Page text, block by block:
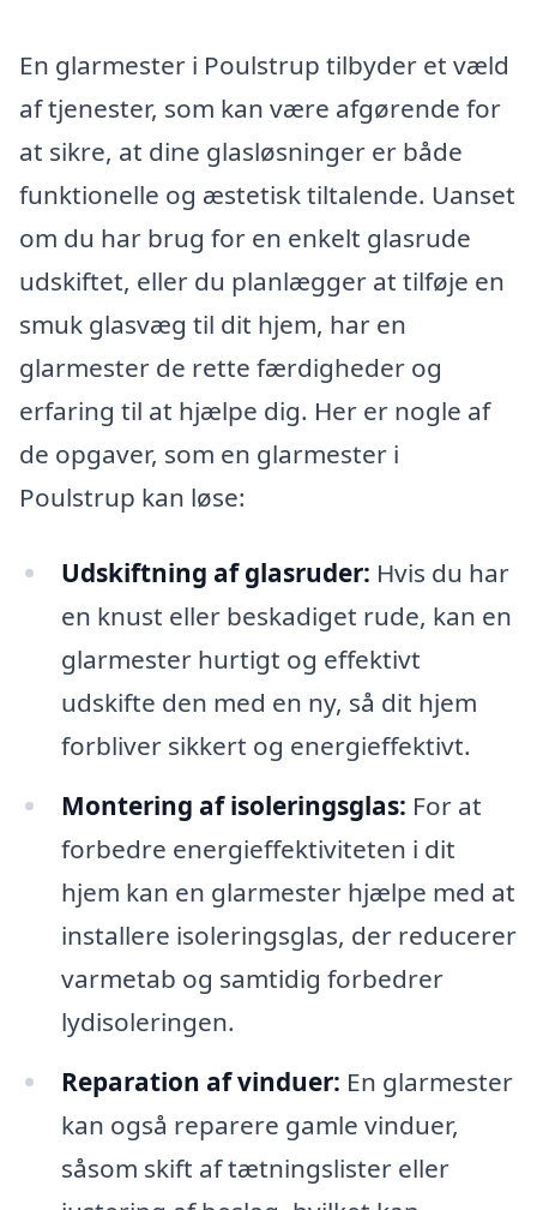
En glarmester i Poulstrup tilbyder et væld
af tjenester, som kan være afgørende for
at sikre, at dine glasløsninger er både
funktionelle og æstetisk tiltalende. Uanset
om du har brug for en enkelt glasrude
udskiftet, eller du planlægger at tilføje en
smuk glasvæg til dit hjem, har en
glarmester de rette færdigheder og
erfaring til at hjælpe dig. Her er nogle af
de opgaver, som en glarmester i
Poulstrup kan løse:
Udskiftning af glasruder: Hvis du har
en knust eller beskadiget rude, kan en
glarmester hurtigt og effektivt
udskifte den med en ny, så dit hjem
forbliver sikkert og energieffektivt.
Montering af isoleringsglas: For at
forbedre energieffektiviteten i dit
hjem kan en glarmester hjælpe med at
installere isoleringsglas, der reducerer
varmetab og samtidig forbedrer
lydisoleringen.
Reparation af vinduer: En glarmester
kan også reparere gamle vinduer,
såsom skift af tætningslister eller